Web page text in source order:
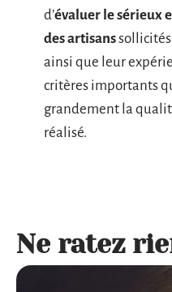
d’évaluer le sérieux
des artisans
ainsi que leur
critères importants
grandement la
réalisé.
Ne ratez